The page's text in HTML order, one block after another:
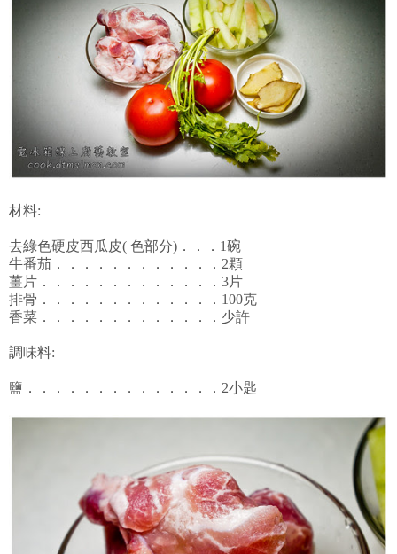
材料:
去綠色硬皮西瓜皮( 色部分)．．．1碗
牛番茄．．．．．．．．．．．．2顆
薑片．．．．．．．．．．．．．3片
排骨．．．．．．．．．．．．．100克
香菜．．．．．．．．．．．．．少許
調味料:
鹽．．．．．．．．．．．．．．2小匙